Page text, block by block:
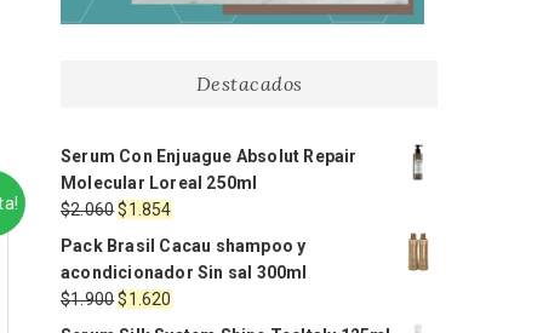
Destacados
Serum Con Enjuague Absolut Repair
Molecular Loreal 250ml
$2.060El
precio
original
era:
$2.060.
$1.854El
actual
es:
$1.854.
Pack Brasil Cacau shampoo y
acondicionador Sin sal 300ml
$1.900El
precio
$1.620